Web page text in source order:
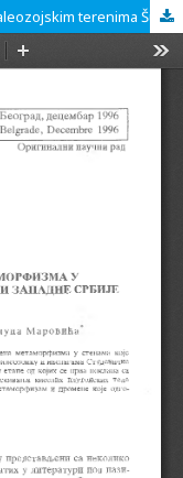
Odnos tektonizacije i metamorfizma u paleozojskim terenima Šumadije i Zapadne Srbije